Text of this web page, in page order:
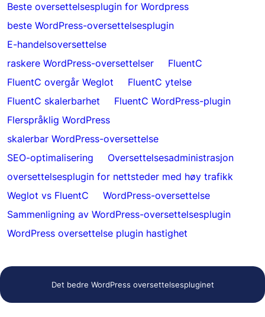
Beste oversettelsesplugin for Wordpress
beste WordPress-oversettelsesplugin
E-handelsoversettelse
raskere WordPress-oversettelser
FluentC
FluentC overgår Weglot
FluentC ytelse
FluentC skalerbarhet
FluentC WordPress-plugin
Flerspråklig WordPress
skalerbar WordPress-oversettelse
SEO-optimalisering
Oversettelsesadministrasjon
oversettelsesplugin for nettsteder med høy trafikk
Weglot vs FluentC
WordPress-oversettelse
Sammenligning av WordPress-oversettelsesplugin
WordPress oversettelse plugin hastighet
Det bedre WordPress oversettelsespluginet